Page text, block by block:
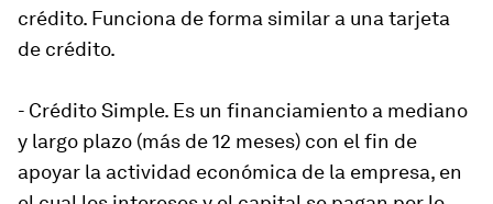
crédito. Funciona de forma similar a una tarjeta
de crédito.
- Crédito Simple. Es un financiamiento a mediano
y largo plazo (más de 12 meses) con el fin de
apoyar la actividad económica de la empresa, en